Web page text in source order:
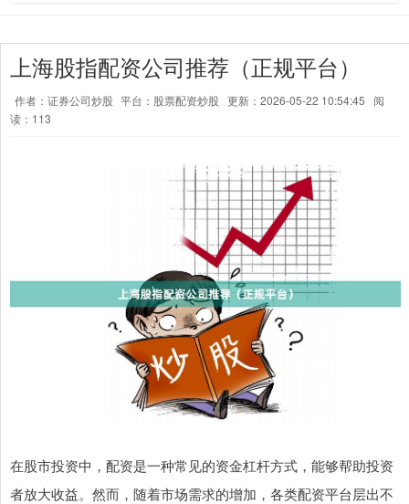
上海股指配资公司推荐（正规平台）
作者：证券公司炒股 平台：股票配资炒股 更新：2026-05-22 10:54:45
阅
读：113
在股市投资中，配资是一种常见的资金杠杆方式，能够帮助投资
者放大收益。然而，随着市场需求的增加，各类配资平台层出不